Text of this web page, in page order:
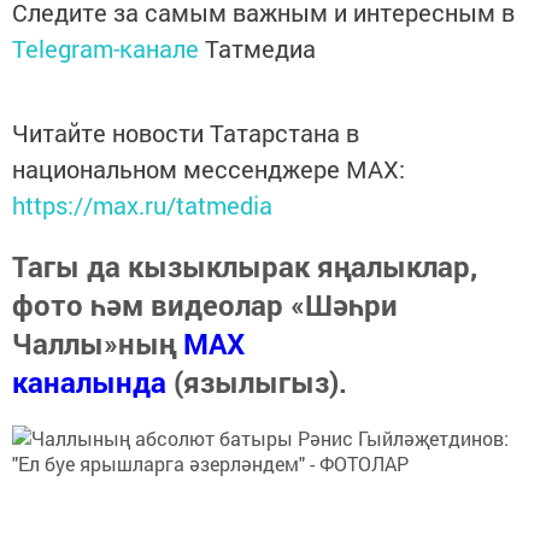
Следите за самым важным и интересным в
Telegram-канале Татмедиа
Читайте новости Татарстана в
национальном мессенджере MАХ:
https://max.ru/tatmedia
Тагы да кызыклырак яңалыклар,
фото һәм видеолар «Шәһри
Чаллы»ныңMAX
каналында (язылыгыз).